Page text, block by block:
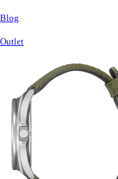
Blog
Outlet